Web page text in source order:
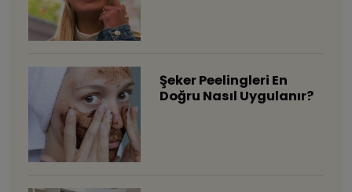
Şeker Peelingleri En
Doğru Nasıl Uygulanır?